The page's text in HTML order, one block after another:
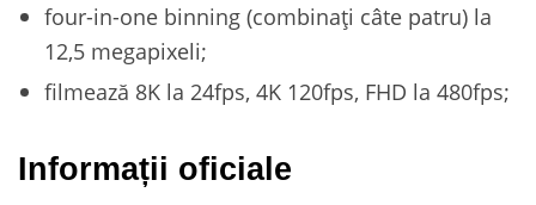
four-in-one binning (combinați câte patru) la
12,5 megapixeli;
filmează 8K la 24fps, 4K 120fps, FHD la 480fps;
Informații oficiale